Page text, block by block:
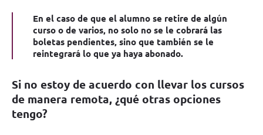
En el caso de que el alumno se retire de algún
curso o de varios, no solo no se le cobrará las
boletas pendientes, sino que también se le
reintegrará lo que ya haya abonado.
Si no estoy de acuerdo con llevar los cursos
de manera remota, ¿qué otras opciones
tengo?